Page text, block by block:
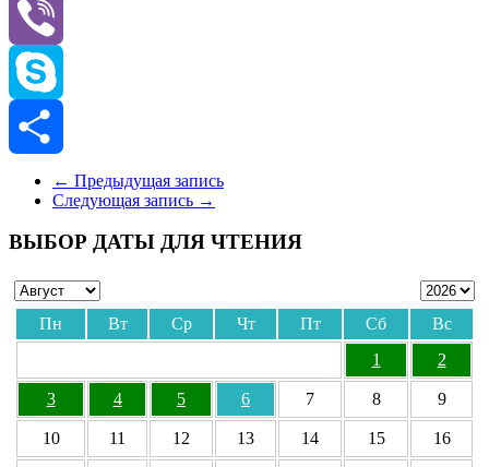
Odnoklassniki
Viber
Skype
Отправить
← Предыдущая запись
Следующая запись →
ВЫБОР ДАТЫ ДЛЯ ЧТЕНИЯ
Пн Вт Ср Чт Пт Сб
Вс
1
2
3 4 5 6 7 8 9
10 11 12 13 14 15 16